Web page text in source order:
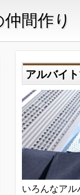
間作り
アルバイ
いろんなア